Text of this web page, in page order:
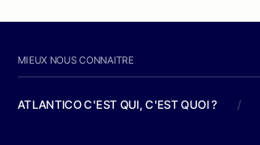
MIEUX NOUS CONNAITRE
ATLANTICO C'EST QUI, C'EST QUOI ? /